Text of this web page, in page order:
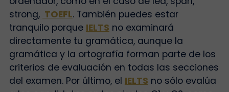
strong, TOEFL. También puedes estar
tranquilo porque IELTS no examinará
directamente tu gramática, aunque la
gramática y la ortografía forman parte de los
criterios de evaluación en todas las secciones
del examen. Por último, el IELTS no sólo evalúa